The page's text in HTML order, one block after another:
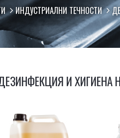
ИНДУСТРИАЛНИ ТЕЧНОСТИ
И ХИГИЕНА